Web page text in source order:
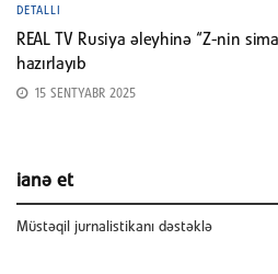
DETALLI
REAL TV Rusiya əleyhinə “Z-nin
hazırlayıb
15 SENTYABR 2025
ianə et
Müstəqil jurnalistikanı dəstəklə